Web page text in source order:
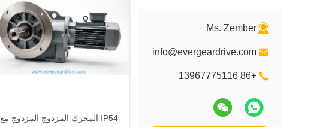
Ms. Zember
info@evergeardrive.com
+86 13967775116
IP54 المحرك المزدوج المزدوج مع